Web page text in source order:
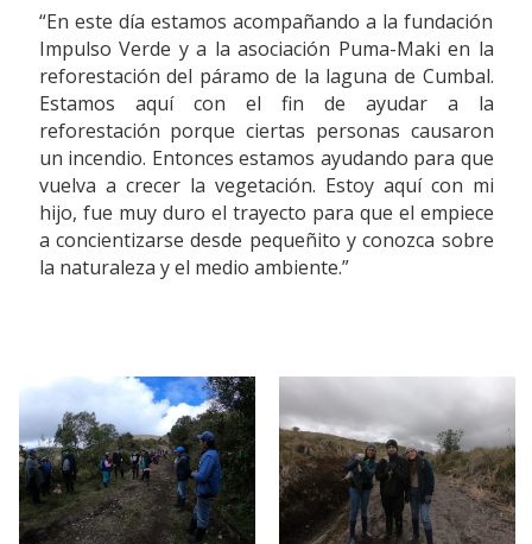
“En este día estamos acompañando a la fundación
Impulso Verde y a la asociación Puma-Maki en la
reforestación del páramo de la laguna de Cumbal.
Estamos aquí con el fin de ayudar a la
reforestación porque ciertas personas causaron
un incendio. Entonces estamos ayudando para que
vuelva a crecer la vegetación. Estoy aquí con mi
hijo, fue muy duro el trayecto para que el empiece
a concientizarse desde pequeñito y conozca sobre
la naturaleza y el medio ambiente.”